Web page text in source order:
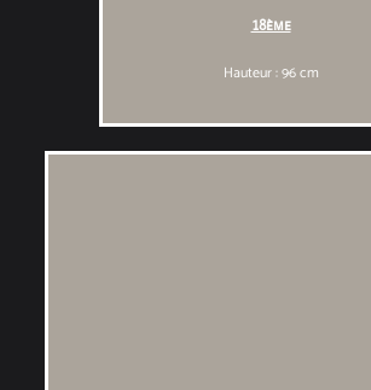
18ème
Hauteur : 96 cm